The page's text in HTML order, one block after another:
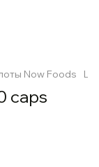
Now Foods L-
caps